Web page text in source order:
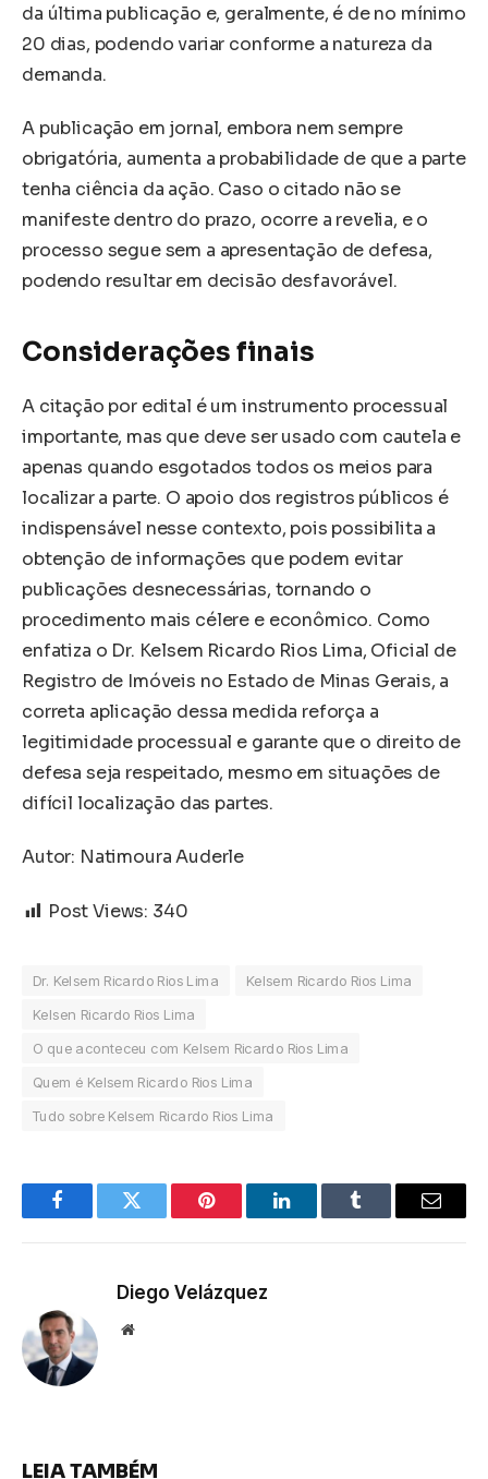
da última publicação e, geralmente, é de no mínimo
20 dias, podendo variar conforme a natureza da
demanda.
A publicação em jornal, embora nem sempre
obrigatória, aumenta a probabilidade de que a parte
tenha ciência da ação. Caso o citado não se
manifeste dentro do prazo, ocorre a revelia, e o
processo segue sem a apresentação de defesa,
podendo resultar em decisão desfavorável.
Considerações finais
A citação por edital é um instrumento processual
importante, mas que deve ser usado com cautela e
apenas quando esgotados todos os meios para
localizar a parte. O apoio dos registros públicos é
indispensável nesse contexto, pois possibilita a
obtenção de informações que podem evitar
publicações desnecessárias, tornando o
procedimento mais célere e econômico. Como
enfatiza o Dr. Kelsem Ricardo Rios Lima, Oficial de
Registro de Imóveis no Estado de Minas Gerais, a
correta aplicação dessa medida reforça a
legitimidade processual e garante que o direito de
defesa seja respeitado, mesmo em situações de
difícil localização das partes.
Autor: Natimoura Auderle
Post Views: 340
Dr. Kelsem Ricardo Rios Lima
Kelsem Ricardo Rios Lima
Kelsen Ricardo Rios Lima
O que aconteceu com Kelsem Ricardo Rios Lima
Quem é Kelsem Ricardo Rios Lima
Tudo sobre Kelsem Ricardo Rios Lima
FacebookTwitter Pinterest LinkedInTumblr Email
Diego Velázquez
Website
LEIA TAMBÉM